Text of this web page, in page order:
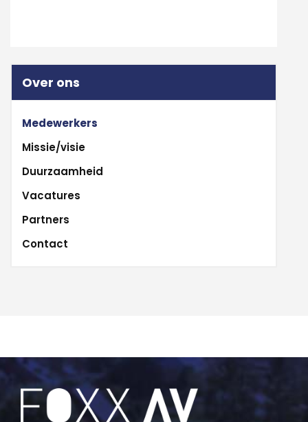
Over ons
Medewerkers
Missie/visie
Duurzaamheid
Vacatures
Partners
Contact